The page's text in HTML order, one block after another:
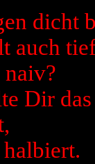
dicht
auch
Dir